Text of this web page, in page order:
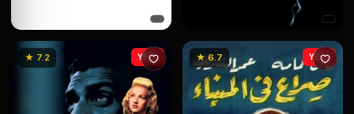
★ 7.2 YENİ ★ 6.7 YENİ